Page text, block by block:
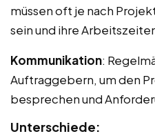
müssen oft je nach
sein und ihre
Kommunikation:
Auftraggebern, um den
besprechen und
Unterschiede: